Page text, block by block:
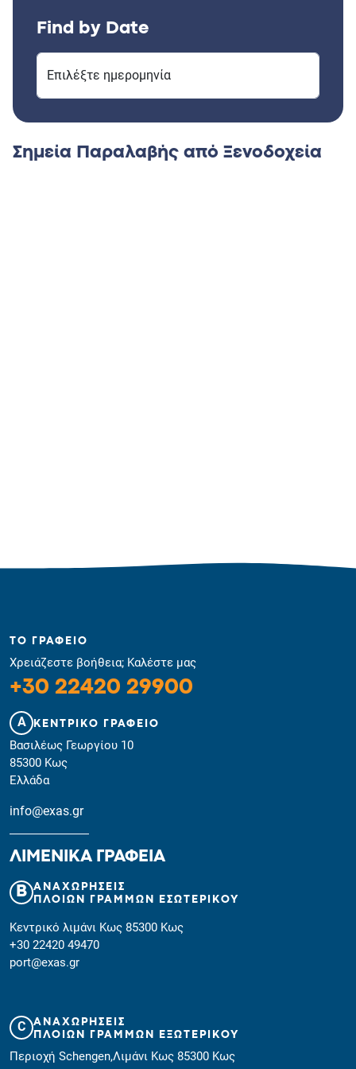
Find by Date
Επιλέξτε ημερομηνία
Σημεία Παραλαβής από Ξενοδοχεία
ΤΟ ΓΡΑΦΕΙΟ
Χρειάζεστε βοήθεια; Καλέστε μας
+30 22420 29900
A ΚΕΝΤΡΙΚΟ ΓΡΑΦΕΙΟ
Βασιλέως Γεωργίου 10
85300 Κως
Ελλάδα
info@exas.gr
ΛΙΜΕΝΙΚΑ ΓΡΑΦΕΙΑ
B
ΑΝΑΧΩΡΗΣΕΙΣ
ΠΛΟΙΩΝ ΓΡΑΜΜΩΝ ΕΣΩΤΕΡΙΚΟΥ
Κεντρικό λιμάνι Κως 85300 Κως
+30 22420 49470
port@exas.gr
C
ΑΝΑΧΩΡΗΣΕΙΣ
ΠΛΟΙΩΝ ΓΡΑΜΜΩΝ ΕΞΩΤΕΡΙΚΟΥ
Περιοχή Schengen,Λιμάνι Κως 85300 Κως